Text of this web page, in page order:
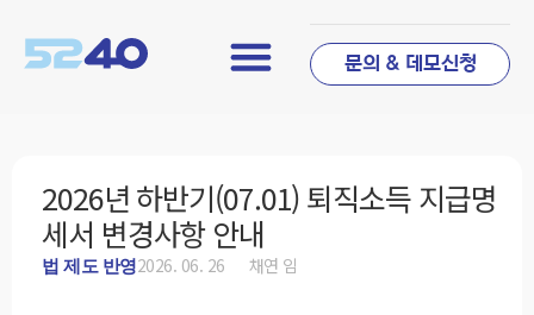
문의 & 데모신청
2026년 하반기(07.01) 퇴직소득 지급명
세서 변경사항 안내
법 제도 반영2026. 06. 26 채연 임